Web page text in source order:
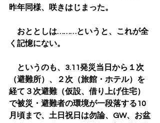
昨年同様、咲きはじまった。
おととしは………というと、これが全
く記憶にない。
というのも、3.11発災当日から１次
（避難所）、２次（旅館・ホテル）を
経て３次避難（仮設、借り上げ住宅）
で被災・避難者の環境が一段落する10
月頃まで、土日祝日は勿論、GW、お盆